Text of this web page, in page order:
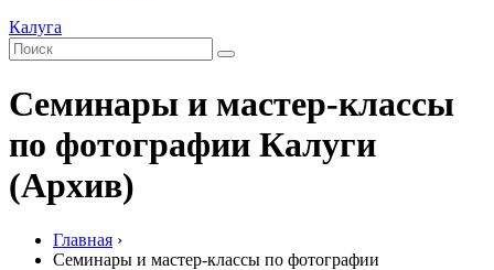
Калуга
Семинары и мастер-классы
по фотографии Калуги
(Архив)
Главная ›
Семинары и мастер-классы по фотографии